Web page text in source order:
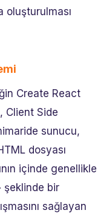
oluşturulması
Create React
Client Side
sunucu,
dosyası
içinde genellikle
bir
sağlayan